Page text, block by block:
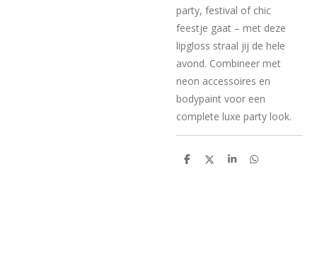
party, festival of chic
feestje gaat – met deze
lipgloss straal jij de hele
avond. Combineer met
neon accessoires en
bodypaint voor een
complete luxe party look.
D
D
S
D